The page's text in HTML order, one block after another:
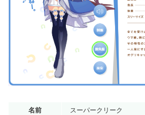
名前 スーパークリーク